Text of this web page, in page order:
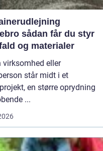
får du styr
og materialer
virksomhed eller
står midt i et
en større oprydning
...